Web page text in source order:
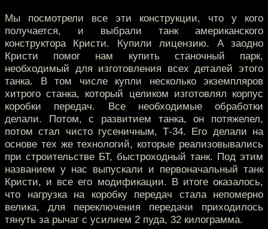
Мы посмотрели все эти конструкции, что у кого
получается, и выбрали танк американского
конструктора Кристи. Купили лицензию. А заодно
Кристи помог нам купить станочный парк,
необходимый для изготовления всех деталей этого
танка. В том числе купли несколько экземпляров
хитрого станка, который целиком изготовлял корпус
коробки передач. Все необходимые обработки
делали. Потом, с развитием танка, он потяжелел,
потом стал чисто гусеничным, Т-34. Его делали на
основе тех же технологий, которые реализовывались
при строительстве БТ, быстроходный танк. Под этим
названием у нас выпускали и первоначальный танк
Кристи, и все его модификации. В итоге оказалось,
что нагрузка на коробку передач стала непомерно
велика, для переключения передачи приходилось
тянуть за рычаг с усилием 2 пуда, 32 килограмма.